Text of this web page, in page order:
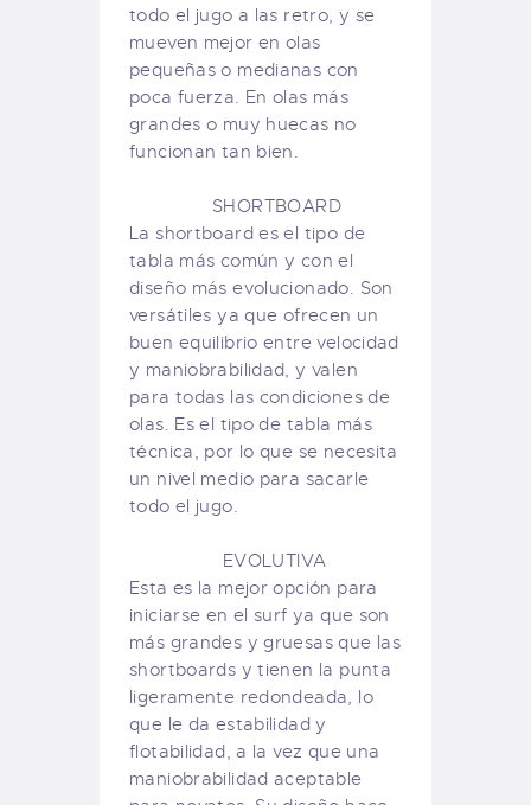
todo el jugo a las retro, y se
mueven mejor en olas
pequeñas o medianas con
poca fuerza. En olas más
grandes o muy huecas no
funcionan tan bien.
SHORTBOARD
La shortboard es el tipo de
tabla más común y con el
diseño más evolucionado. Son
versátiles ya que ofrecen un
buen equilibrio entre velocidad
y maniobrabilidad, y valen
para todas las condiciones de
olas. Es el tipo de tabla más
técnica, por lo que se necesita
un nivel medio para sacarle
todo el jugo.
EVOLUTIVA
Esta es la mejor opción para
iniciarse en el surf ya que son
más grandes y gruesas que las
shortboards y tienen la punta
ligeramente redondeada, lo
que le da estabilidad y
flotabilidad, a la vez que una
maniobrabilidad aceptable